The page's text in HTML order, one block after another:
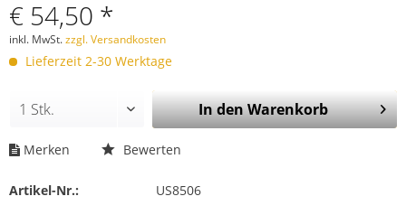
€ 54,50 *
inkl. MwSt.zzgl. Versandkosten
Lieferzeit 2-30 Werktage
In denWarenkorb
Merken Bewerten
Artikel-Nr.: US8506